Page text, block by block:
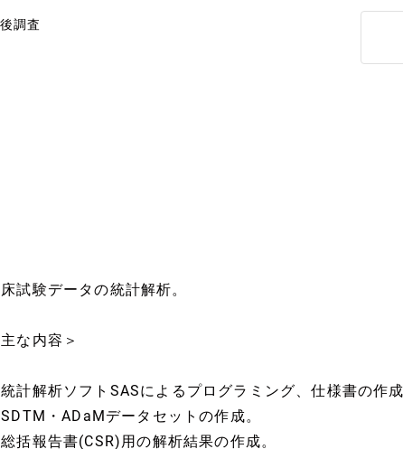
調査
試験データの統計解析。
主な内容＞
統計解析ソフトSASによるプログラミング、仕様書の作
SDTM・ADaMデータセットの作成。
総括報告書(CSR)用の解析結果の作成。